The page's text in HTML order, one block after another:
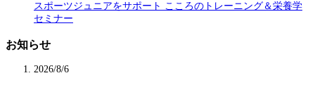
スポーツジュニアをサポート こころのトレーニング＆栄養学
セミナー
お知らせ
2026/8/6